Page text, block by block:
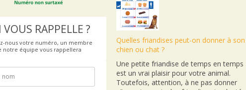
RAPPELLE ?
nous votre numéro, un membre
notre équipe vous rappellera
Quelles friandises peut-on donner à son
chien ou chat ?
Une petite friandise de temps en temps
est un vrai plaisir pour votre animal.
Toutefois, attention, à ne pas donner